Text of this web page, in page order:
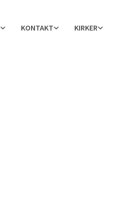
KONTAKT KIRKER